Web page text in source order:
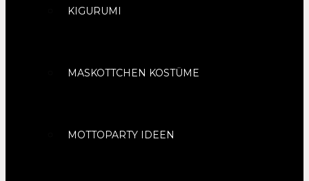
KIGURUMI
MASKOTTCHEN KOSTÜME
MOTTOPARTY IDEEN